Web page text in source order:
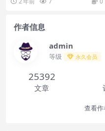
数、偶数；个位数、十位...
作者信息
admin
等级 永久会员
25392
文章
查看作